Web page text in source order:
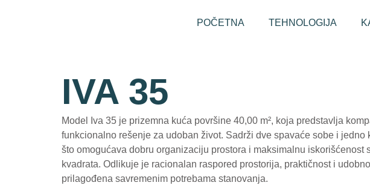
POČETNA TEHNOLOGIJA
IVA 35
Model Iva 35 je prizemna kuća površine 40,00 m², koja predstavlja
funkcionalno rešenje za udoban život. Sadrži dve spavaće sobe i jedno
što omogućava dobru organizaciju prostora i maksimalnu iskorišćenost
kvadrata. Odlikuje je racionalan raspored prostorija, praktičnost i
prilagođena savremenim potrebama stanovanja.